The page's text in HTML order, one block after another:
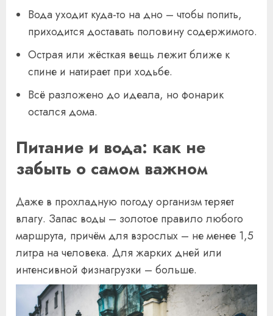
Вода уходит куда-то на дно – чтобы попить,
приходится доставать половину содержимого.
Острая или жёсткая вещь лежит ближе к
спине и натирает при ходьбе.
Всё разложено до идеала, но фонарик
остался дома.
Питание и вода: как не
забыть о самом важном
Даже в прохладную погоду организм теряет
влагу. Запас воды – золотое правило любого
маршрута, причём для взрослых – не менее 1,5
литра на человека. Для жарких дней или
интенсивной физнагрузки – больше.